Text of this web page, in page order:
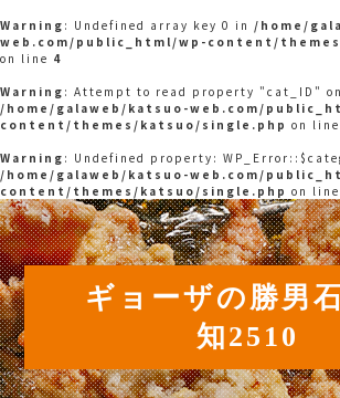
Warning : Undefined array key 0 in /home/
web.com/public_html/wp-content/
on line 4
Warning : Attempt to read property "cat_ID"
/home/galaweb/katsuo-web.com/
content/themes/katsuo/single.php on line
Warning : Undefined property:
/home/galaweb/katsuo-web.com/
content/themes/katsuo/single.php on line
ギョーザの勝男
知2510